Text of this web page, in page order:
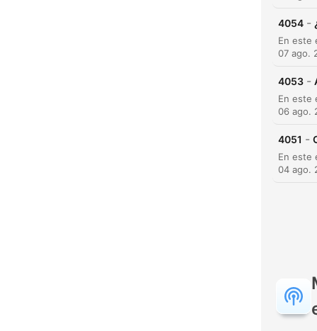
4054 -
07 ago.
4053 -
06 ago.
4051 -
04 ago.